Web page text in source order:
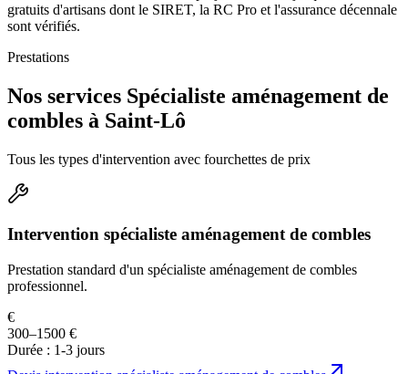
gratuits d'artisans dont le SIRET, la RC Pro et l'assurance décennale
sont vérifiés.
Prestations
Nos services Spécialiste aménagement de
combles à Saint-Lô
Tous les types d'intervention avec fourchettes de prix
Intervention spécialiste aménagement de combles
Prestation standard d'un spécialiste aménagement de combles
professionnel.
€
300–1500 €
Durée : 1-3 jours